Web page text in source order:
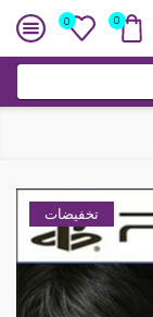
0
0
تخفيضات